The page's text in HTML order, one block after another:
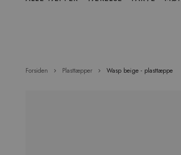
Forsiden Plasttæpper Wasp beige - plasttæppe